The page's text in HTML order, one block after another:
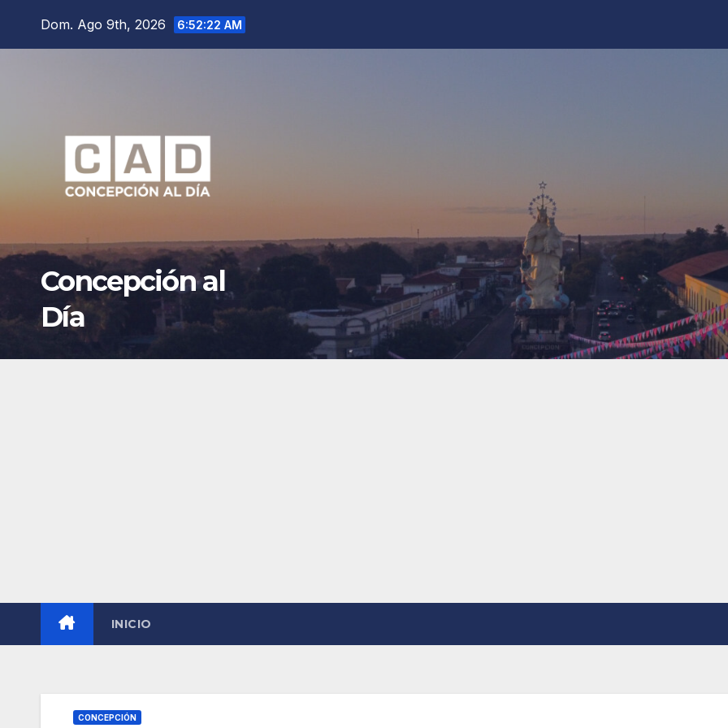
Dom. Ago 9th, 2026 6:52:24 AM
Concepción al
Día
INICIO
CONCEPCIÓN